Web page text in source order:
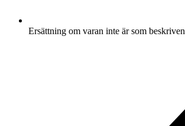
Ersättning om varan inte är som beskriven